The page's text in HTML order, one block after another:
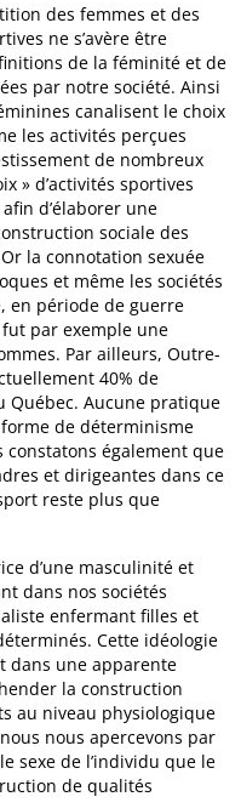
des femmes et des
ne s’avère être
de la féminité et de
par notre société. Ainsi
canalisent le choix
les activités perçues
de nombreux
» d’activités sportives
d’élaborer une
sociale des
la connotation sexuée
et même les sociétés
en période de guerre
par exemple une
Par ailleurs, Outre-
40% de
Québec. Aucune pratique
de déterminisme
également que
et dirigeantes dans ce
reste plus que
d’une masculinité et
dans nos sociétés
enfermant filles et
Cette idéologie
dans une apparente
la construction
au niveau physiologique
nous apercevons par
sexe de l’individu que le
de qualités